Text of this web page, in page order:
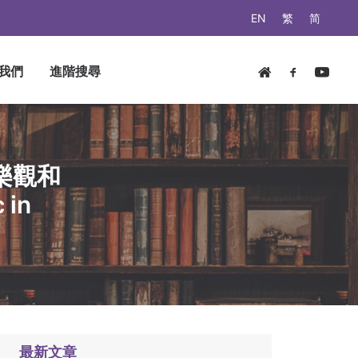
EN 繁 简
們 進階搜尋
觀和
in
最新文章